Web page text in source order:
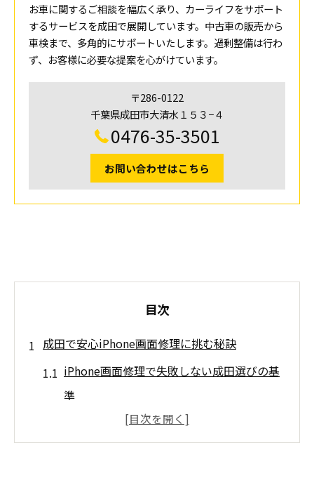
お車に関するご相談を幅広く承り、カーライフをサポート
するサービスを成田で展開しています。中古車の販売から
車検まで、多角的にサポートいたします。過剰整備は行わ
ず、お客様に必要な提案を心がけています。
〒286-0122
千葉県成田市大清水１５３−４
0476-35-3501
お問い合わせはこちら
目次
成田で安心iPhone画面修理に挑む秘訣
iPhone画面修理で失敗しない成田選びの基
準
成田の口コミが語るiPhone画面修理の実態